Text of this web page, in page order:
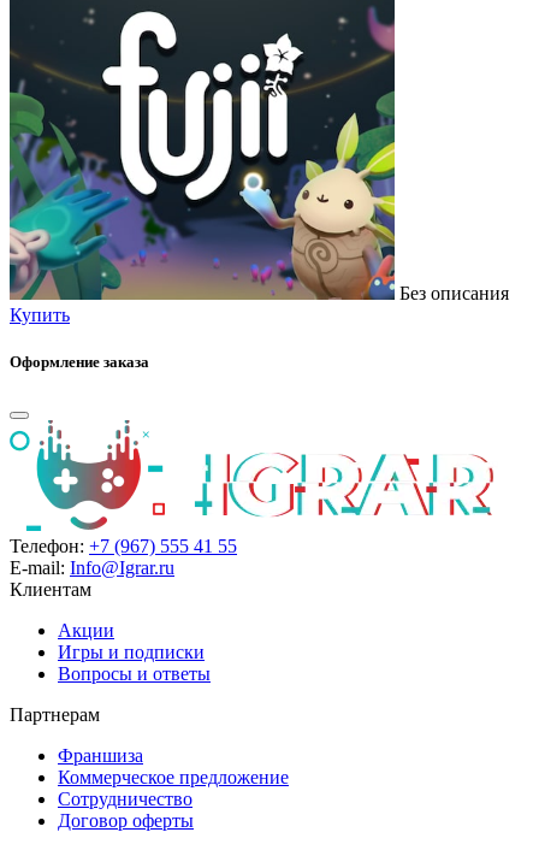
Без описания
Купить
Оформление заказа
Телефон: +7 (967) 555 41 55
E-mail: Info@Igrar.ru
Клиентам
Акции
Игры и подписки
Вопросы и ответы
Партнерам
Франшиза
Коммерческое предложение
Сотрудничество
Договор оферты